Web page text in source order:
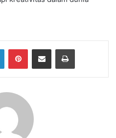
LinkedInPinterestShare via Email Print